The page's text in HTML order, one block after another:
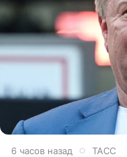
6 часов назад ТАСС